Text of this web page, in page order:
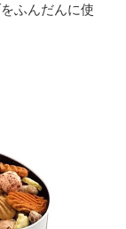
ふんだんに使